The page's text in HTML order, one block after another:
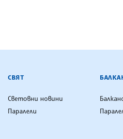
СВЯТ
Световни новини
Паралели